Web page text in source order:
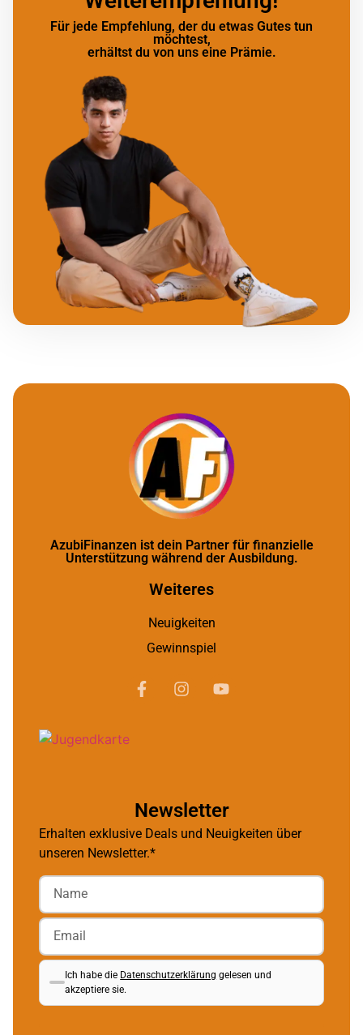
Für jede Empfehlung, der du etwas Gutes tun
möchtest,
erhältst du von uns eine Prämie.
AzubiFinanzen ist dein Partner für finanzielle
Unterstützung während der Ausbildung.
Weiteres
Neuigkeiten
Gewinnspiel
Newsletter
Erhalten exklusive Deals und Neuigkeiten über
unseren Newsletter.*
Ich habe die Datenschutzerklärung gelesen und
akzeptiere sie.